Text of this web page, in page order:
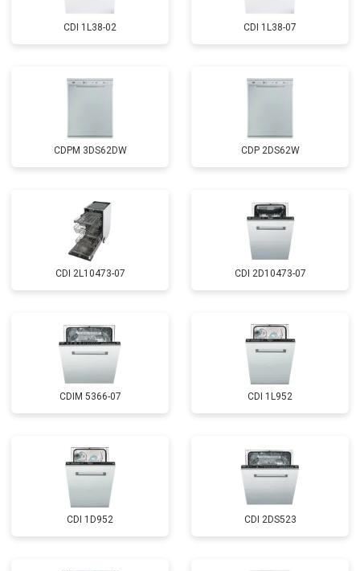
CDI 1L38-02 CDI 1L38-07
CDPM 3DS62DW CDP 2DS62W
CDI 2L10473-07 CDI 2D10473-07
CDIM 5366-07 CDI 1L952
CDI 1D952 CDI 2DS523